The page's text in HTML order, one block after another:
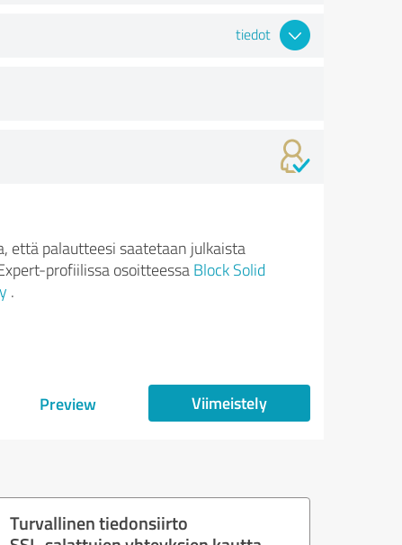
tiedot
että palautteesi saatetaan julkaista
profiilissa osoitteessa Block Solid
.
Preview Viimeistely
Turvallinen tiedonsiirto